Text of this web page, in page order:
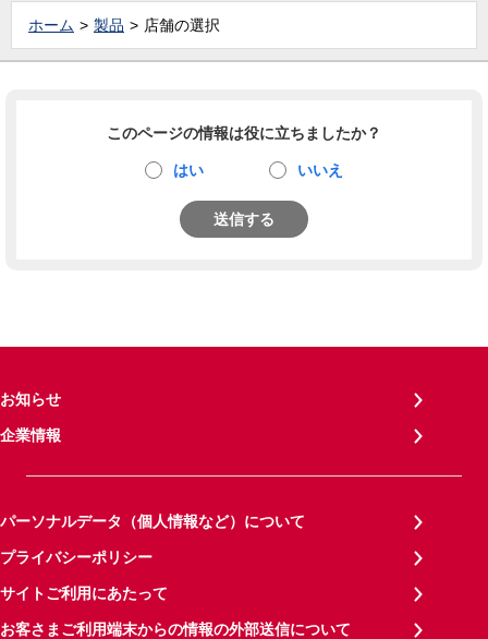
ホーム 製品 店舗の選択
このページの情報は役に立ちましたか？
はい いいえ
送信する
お知らせ
企業情報
パーソナルデータ（個人情報など）について
プライバシーポリシー
サイトご利用にあたって
お客さまご利用端末からの情報の外部送信について